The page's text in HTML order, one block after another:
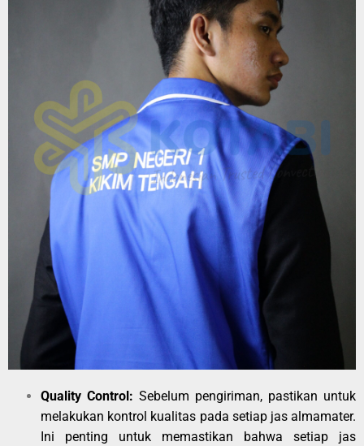
Quality Control: Sebelum pengiriman, pastikan untuk
melakukan kontrol kualitas pada setiap jas almamater.
Ini penting untuk memastikan bahwa setiap jas